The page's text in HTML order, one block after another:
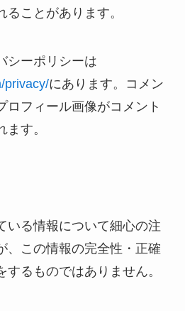
ることがあります。
シーポリシーは
privacy/にあります。コメン
ロフィール画像がコメント
す。
いる情報について細心の注
、この情報の完全性・正確
るものではありません。